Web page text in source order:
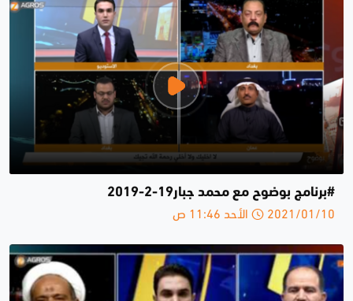
#برنامج بوضوح مع محمد جبار19-2-2019
2021/01/10 الأحد 11:46 ص